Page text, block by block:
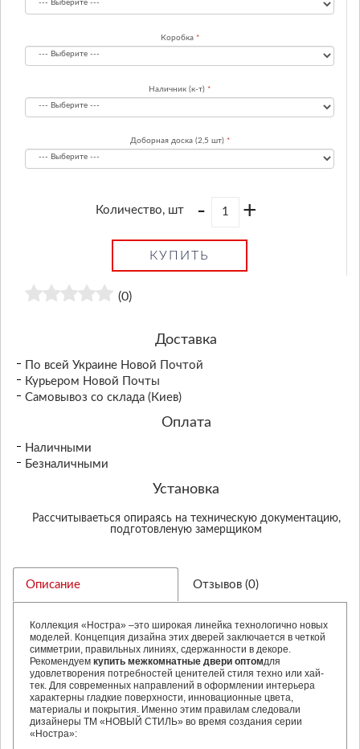
Коробка
Наличник (к-т)
Доборная доска (2,5 шт)
Количество, шт - +
КУПИТЬ
(0)
Доставка
По всей Украине Новой Почтой
Курьером Новой Почты
Самовывоз со склада (Киев)
Оплата
Наличными
Безналичными
Установка
Рассчитываеться опираясь на техническую документацию,
подготовленую замерщиком
Описание Отзывов (0)
Коллекция «Ностра» –это широкая линейка технологично новых
моделей. Концепция дизайна этих дверей заключается в четкой
симметрии, правильных линиях, сдержанности в декоре.
Рекомендуем купить межкомнатные двери оптомдля
удовлетворения потребностей ценителей стиля техно или хай-
тек. Для современных направлений в оформлении интерьера
характерны гладкие поверхности, инновационные цвета,
материалы и покрытия. Именно этим правилам следовали
дизайнеры ТМ «НОВЫЙ СТИЛЬ» во время создания серии
«Ностра»: